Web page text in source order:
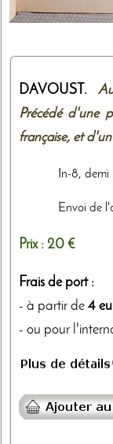
DAVOUST.
Précédé d'une
française, et
In-8, demi
Envoi de
Prix : 20 €
Frais de port :
- à partir de 4
- ou pour